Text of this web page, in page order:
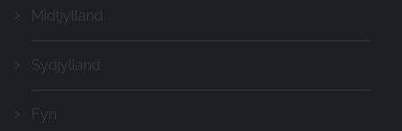
Midtjylland
Sydjylland
Fyn